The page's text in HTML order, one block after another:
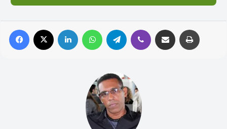
Facebook Linkedin WhatsAppTelegram Viber Compartilhar via e-mail